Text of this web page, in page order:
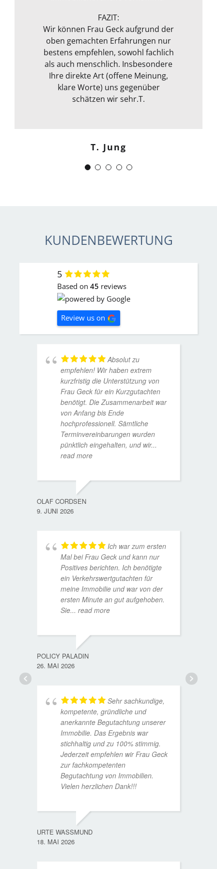
FAZIT:
Wir können Frau Geck aufgrund der
oben gemachten Erfahrungen nur
bestens empfehlen, sowohl fachlich
als auch menschlich. Insbesondere
Ihre direkte Art (offene Meinung,
klare Worte) uns gegenüber
schätzen wir sehr.T.
T. Jung
angeboten wird, rundet sie durch
ihre fachliche Kompetenz ab. Termin
war auch sehr kurzfristig und
spontan machbar. Die
Kommunikation war auch bestens .
Egal ob email Telefon etc… Alles in
allem kann ich sie nur
weiterempfehlen. Weiter so !
J. Schwaber
Frank Dettenbach
KUNDENBEWERTUNG
5
Based on 45 reviews
Review us on
Absolut zu
empfehlen! Wir haben extrem
kurzfristig die Unterstützung von
Frau Geck für ein Kurzgutachten
benötigt. Die Zusammenarbeit war
von Anfang bis Ende
hochprofessionell. Sämtliche
Terminvereinbarungen wurden
pünktlich eingehalten, und wir...
read more
OLAF CORDSEN
9. JUNI 2026
Ich war zum ersten
Mal bei Frau Geck und kann nur
Positives berichten. Ich benötigte
ein Verkehrswertgutachten für
meine Immobilie und war von der
ersten Minute an gut aufgehoben.
Sie... read more
POLICY PALADIN
26. MAI 2026
Sehr sachkundige,
kompetente, gründliche und
anerkannte Begutachtung unserer
Immobilie. Das Ergebnis war
stichhaltig und zu 100% stimmig.
Jederzeit empfehlen wir Frau Geck
zur fachkompetenten
Begutachtung von Immobilien.
Vielen herzlichen Dank!!!
URTE WASSMUND
18. MAI 2026